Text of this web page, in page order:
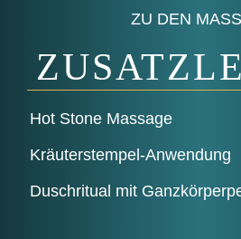
ZU DEN
Hot Stone Massage
Kräu­ter­stem­pel-Anwen­dung
Dusch­ri­tu­al mit